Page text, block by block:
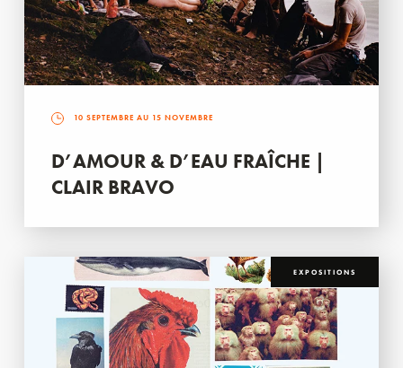
10 SEPTEMBRE AU 15 NOVEMBRE
D’AMOUR & D’EAU FRAÎCHE |
CLAIR BRAVO
EXPOSITIONS